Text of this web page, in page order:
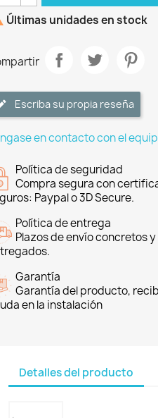
Últimas unidades en stock
Escriba su propia reseña
en contacto con el
Política de seguridad
Compra segura con
Paypal o 3D Secure.
Política de entrega
Plazos de envío concretos
Garantía
Garantía del producto,
en la instalación
Detalles del producto